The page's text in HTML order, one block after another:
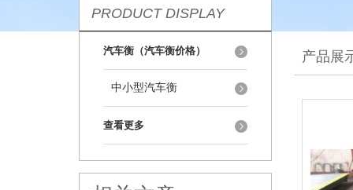
PRODUCT DISPLAY
汽车衡（汽车衡价格）
中小型汽车衡
查看更多
产品展